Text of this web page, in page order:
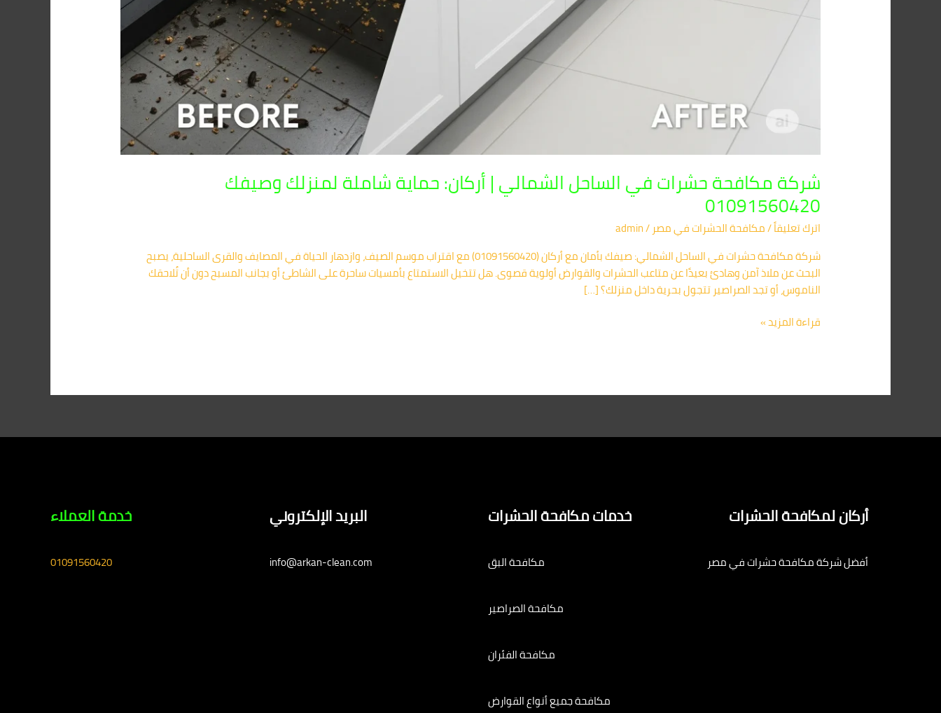
شركة مكافحة حشرات في الساحل الشمالي | أركان: حماية شاملة لمنزلك وصيفك
01091560420
اترك تعليقاً/مكافحة الحشرات في مصر /
admin
شركة مكافحة حشرات في الساحل الشمالي: صيفك بأمان مع أركان (01091560420) مع اقتراب موسم الصيف، وازدهار الحياة في المصايف والقرى الساحلية، يصبح
البحث عن ملاذ آمن وهادئ بعيدًا عن متاعب الحشرات والقوارض أولوية قصوى. هل تتخيل الاستمتاع بأمسيات ساحرة على الشاطئ أو بجانب المسبح دون أن تُلاحقك
الناموس، أو تجد الصراصير تتجول بحرية داخل منزلك؟ […]
قراءة المزيد »
أركان لمكافحة الحشرات
أفضل شركة مكافحة حشرات في مصر
خدمات مكافحة الحشرات
مكافحة البق
مكافحة الصراصير
مكافحة الفئران
مكافحة جميع أنواع القوارض
البريد الإلكتروني
info@arkan-clean.com
خدمة العملاء
01091560420